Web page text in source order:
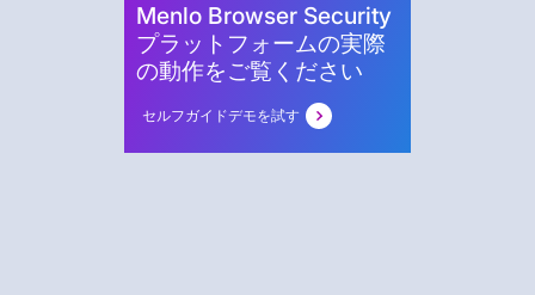
Menlo Browser Security
プラットフォームの実際
の動作をご覧ください
セルフガイドデモを試す